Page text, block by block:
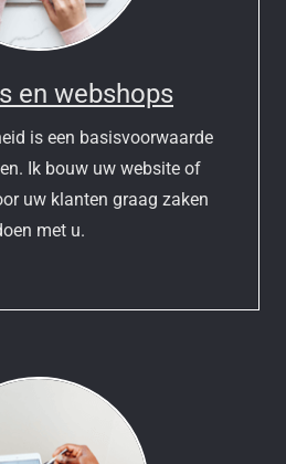
en webshops
is een basisvoorwaarde
Ik bouw uw website of
uw klanten graag zaken
met u.